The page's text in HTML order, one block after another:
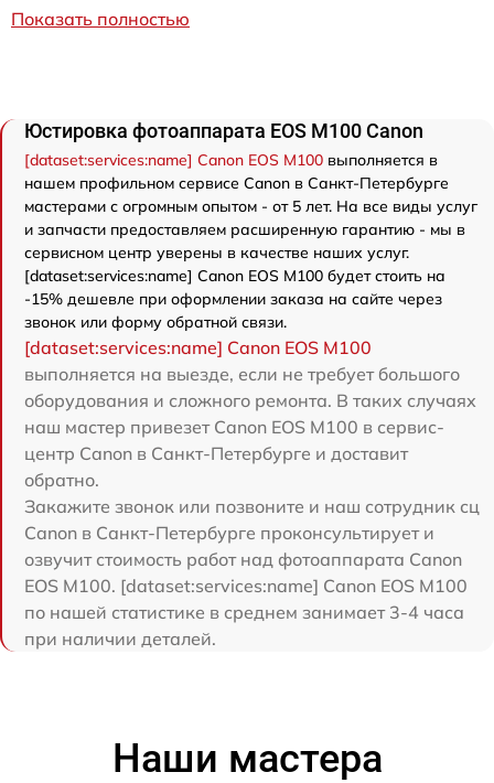
Показать полностью
Юстировка фотоаппарата EOS M100 Canon
[dataset:services:name] Canon EOS M100 выполняется в
нашем профильном сервисе Canon в Санкт-Петербурге
мастерами с огромным опытом - от 5 лет. На все виды услуг
и запчасти предоставляем расширенную гарантию - мы в
сервисном центр уверены в качестве наших услуг.
[dataset:services:name] Canon EOS M100 будет стоить на
-15% дешевле при оформлении заказа на сайте через
звонок или форму обратной связи.
[dataset:services:name] Canon EOS M100
выполняется на выезде, если не требует большого
оборудования и сложного ремонта. В таких случаях
наш мастер привезет Canon EOS M100 в сервис-
центр Canon в Санкт-Петербурге и доставит
обратно.
Закажите звонок или позвоните и наш сотрудник сц
Canon в Санкт-Петербурге проконсультирует и
озвучит стоимость работ над фотоаппарата Canon
EOS M100. [dataset:services:name] Canon EOS M100
по нашей статистике в среднем занимает 3-4 часа
при наличии деталей.
Наши мастера